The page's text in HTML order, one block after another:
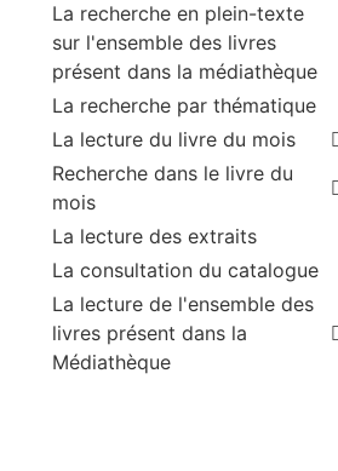
La recherche en plein-texte
sur l'ensemble des livres
présent dans la médiathèque
La recherche par thématique
La lecture du livre du mois
Recherche dans le livre du
mois
La lecture des extraits
La consultation du catalogue
La lecture de l'ensemble des
livres présent dans la
Médiathèque